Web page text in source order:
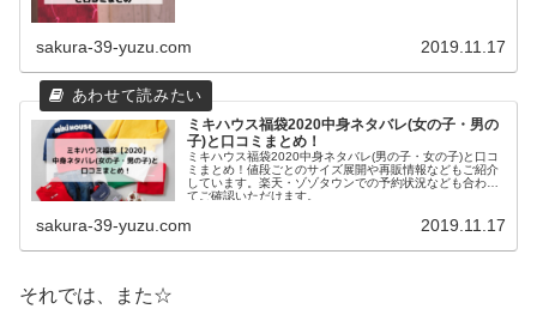
sakura-39-yuzu.com 2019.11.17
ミキハウス福袋2020中身ネタバレ(女の子・男の
子)と口コミまとめ！
ミキハウス福袋2020中身ネタバレ(男の子・女の子)と口コ
ミまとめ！値段ごとのサイズ展開や再販情報などもご紹介
しています。楽天・ゾゾタウンでの予約状況なども合わせ
てご確認いただけます。
sakura-39-yuzu.com 2019.11.17
それでは、また☆